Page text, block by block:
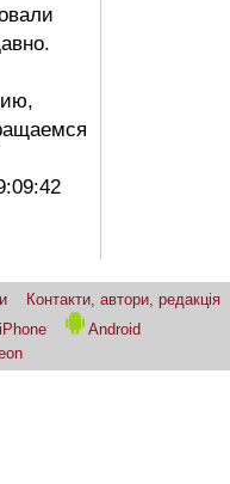
Контакти, автори, редакція
iPhone
Android